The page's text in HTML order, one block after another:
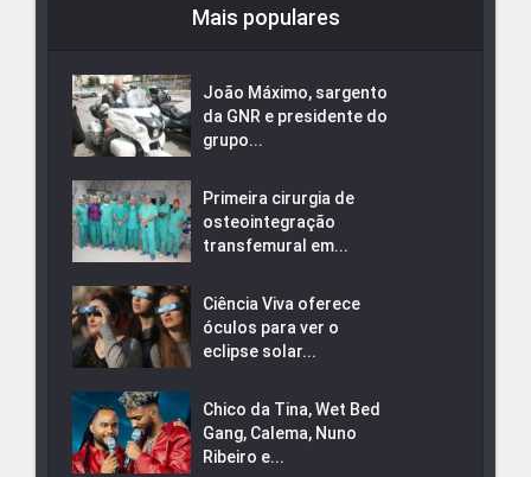
Mais populares
João Máximo, sargento
da GNR e presidente do
grupo...
Primeira cirurgia de
osteointegração
transfemural em...
Ciência Viva oferece
óculos para ver o
eclipse solar...
Chico da Tina, Wet Bed
Gang, Calema, Nuno
Ribeiro e...